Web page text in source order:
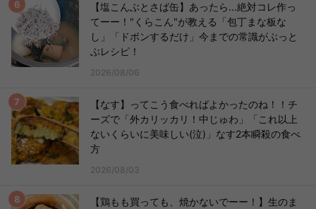
【塩こんぶとさば缶】あったら…絶対コレ作っ
てーー！"くらこん"が教える「包丁まな板な
し」「ドボンするだけ」今までの常識がぶっと
ぶレシピ！
2026/08/06
【なす】ってこう食べればよかったのね！！チ
ーズで「外カリッカリ！中じゅわ」「これ以上
ないくらいに美味しい(泣)」なす2本瞬殺の食べ
方
2026/08/03
【鶏もも買っても、焼かないでーー！】生のま